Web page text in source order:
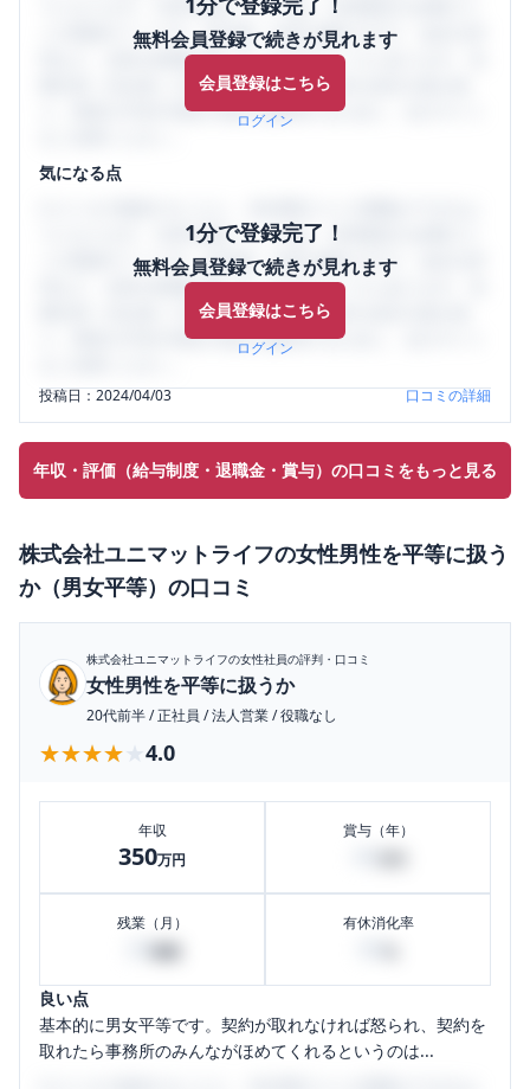
無料会員登録で続きが見れます
会員登録はこちら
ログイン
うになります。SHEHUB(シーハブ)は、女性限定の企業口コ
ミの投稿サイトです。給与面・女性の働きやすさ・会社の評
判など、女性の転職は気にすべき点がたくさんあります。先
輩社員（元社員）の口コミを通して、本当の会社の姿を知
り、将来の不安や現在の悩みを解消するために、ぜひサイト
気になる点
1分で登録完了！
無料会員登録で続きが見れます
会員登録はこちら
ログイン
うになります。SHEHUB(シーハブ)は、女性限定の企業口コ
ミの投稿サイトです。給与面・女性の働きやすさ・会社の評
判など、女性の転職は気にすべき点がたくさんあります。先
輩社員（元社員）の口コミを通して、本当の会社の姿を知
り、将来の不安や現在の悩みを解消するために、ぜひサイト
投稿日：2024/04/03 口コミの詳細
年収・評価（給与制度・退職金・賞与）の口コミをもっと見る
株式会社ユニマットライフの女性男性を平等に扱う
か（男女平等） の口コミ
株式会社ユニマットライフの女性社員の評判・口コミ
女性男性を平等に扱うか
20代前半/正社員 /法人営業/役職なし
★★★★★
★★★★★ 4.0
年収
350万円
賞与（年）
残業（月） 有休消化率
良い点
基本的に男女平等です。契約が取れなければ怒られ、契約を
取れたら事務所のみんながほめてくれるというのは...